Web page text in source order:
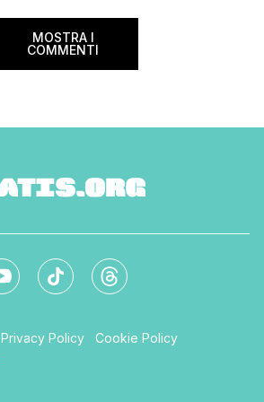
MOSTRA I
COMMENTI
Privacy Policy
Cookie Policy